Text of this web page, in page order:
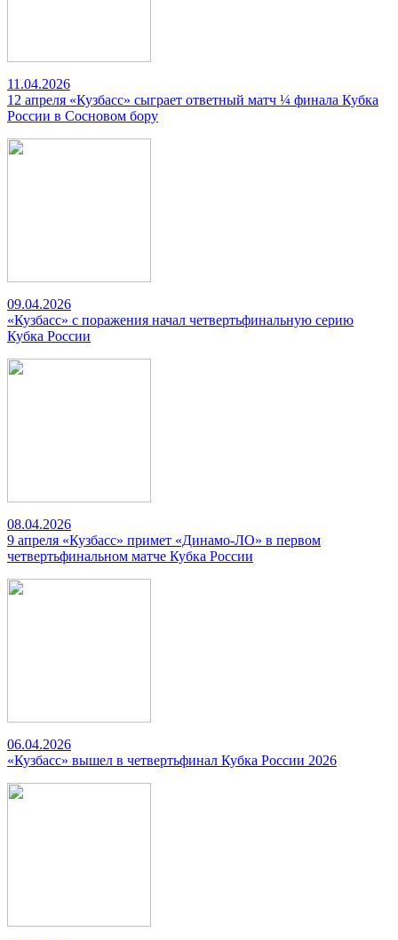
11.04.2026
12 апреля «Кузбасс» сыграет ответный матч ¼ финала Кубка
России в Сосновом бору
09.04.2026
«Кузбасс» с поражения начал четвертьфинальную серию
Кубка России
08.04.2026
9 апреля «Кузбасс» примет «Динамо-ЛО» в первом
четвертьфинальном матче Кубка России
06.04.2026
«Кузбасс» вышел в четвертьфинал Кубка России 2026